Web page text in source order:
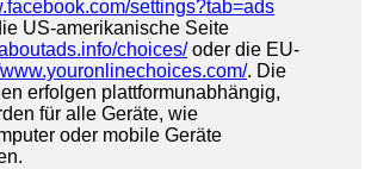
settings?tab=ads
US-amerikanische Seite
choices/oder die EU-
www.youronlinechoices.com/. Die
erfolgen plattformunabhängig,
für alle Geräte, wie
oder mobile Geräte